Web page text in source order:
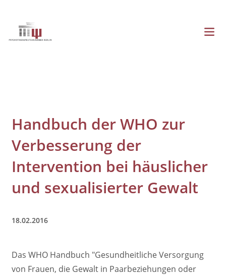
Inhalt
Menü
Handbuch der WHO zur
Verbesserung der
Intervention bei häuslicher
und sexualisierter Gewalt
18.02.2016
Das WHO Handbuch "Gesundheitliche Versorgung
von Frauen, die Gewalt in Paarbeziehungen oder